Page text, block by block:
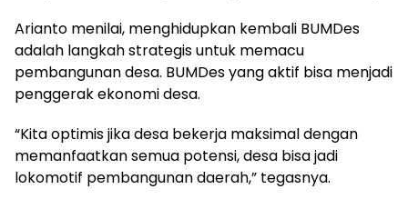
Arianto menilai, menghidupkan kembali BUMDes
adalah langkah strategis untuk memacu
pembangunan desa. BUMDes yang aktif bisa menjadi
penggerak ekonomi desa.
“Kita optimis jika desa bekerja maksimal dengan
memanfaatkan semua potensi, desa bisa jadi
lokomotif pembangunan daerah,” tegasnya.